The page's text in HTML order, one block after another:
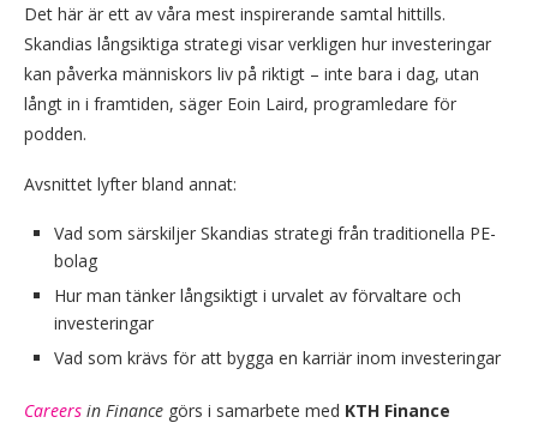
Det här är ett av våra mest inspirerande samtal hittills.
Skandias långsiktiga strategi visar verkligen hur investeringar
kan påverka människors liv på riktigt – inte bara i dag, utan
långt in i framtiden, säger Eoin Laird, programledare för
podden.
Avsnittet lyfter bland annat:
Vad som särskiljer Skandias strategi från traditionella PE-
bolag
Hur man tänker långsiktigt i urvalet av förvaltare och
investeringar
Vad som krävs för att bygga en karriär inom investeringar
Careers in Finance görs i samarbete med KTH Finance